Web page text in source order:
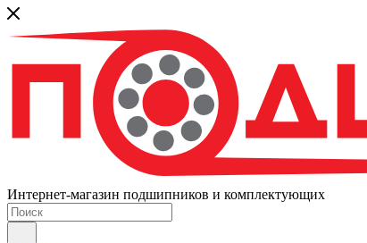
Интернет-магазин подшипников и комплектующих